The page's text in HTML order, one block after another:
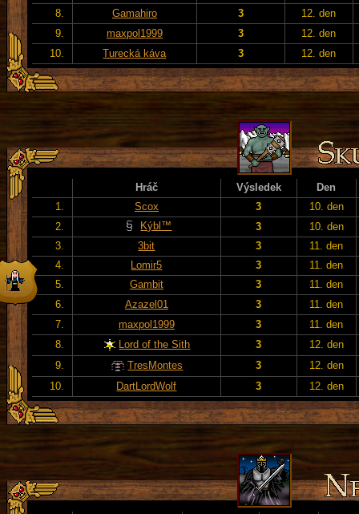
8.
Gamahiro 3
12. den
9.
maxpol1999 3
12. den
10.
Turecká káva 3 12. den
Hráč Výsledek
Den
1.
Scox 3
10. den
2.
Kýbl™ 3
10. den
3.
3bit 3
11. den
4.
Lomir5 3
11. den
5.
Gambit 3
11. den
6.
Azazel01 3
11. den
7.
maxpol1999 3
11. den
8.
Lord of the Sith 3
12. den
9.
TresMontes 3
12. den
10.
DartLordWolf 3 12. den